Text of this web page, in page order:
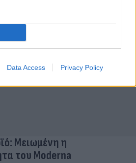
Data Access Privacy Policy
Μειωμένη η
του Moderna